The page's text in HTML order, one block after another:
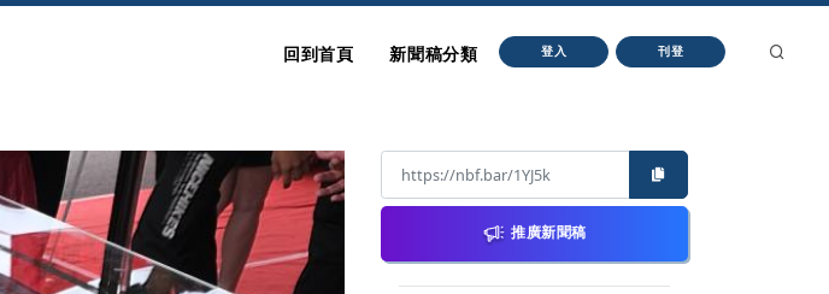
回到首頁 新聞稿分類 登入 刊登
推廣新聞稿